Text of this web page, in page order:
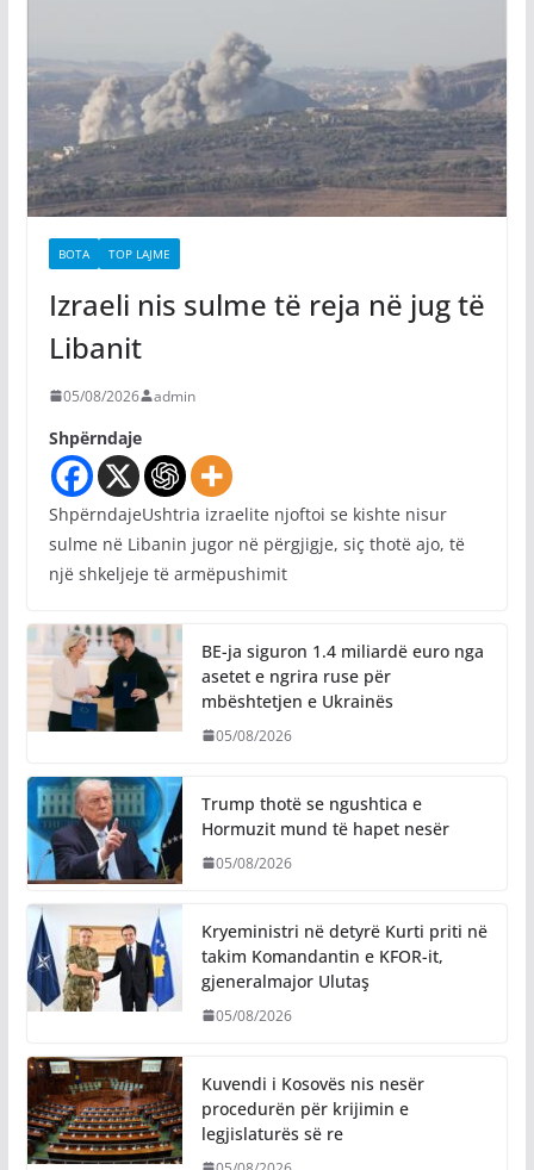
BOTA TOP LAJME
Izraeli nis sulme të reja në jug të
Libanit
05/08/2026 admin
Shpërndaje
ShpërndajeUshtria izraelite njoftoi se kishte nisur
sulme në Libanin jugor në përgjigje, siç thotë ajo, të
një shkeljeje të armëpushimit
BE-ja siguron 1.4 miliardë euro nga
asetet e ngrira ruse për
mbështetjen e Ukrainës
05/08/2026
Trump thotë se ngushtica e
Hormuzit mund të hapet nesër
05/08/2026
Kryeministri në detyrë Kurti priti në
takim Komandantin e KFOR-it,
gjeneralmajor Ulutaş
05/08/2026
Kuvendi i Kosovës nis nesër
procedurën për krijimin e
legjislaturës së re